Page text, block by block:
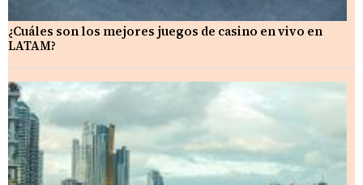
¿Cuáles son los mejores juegos de casino en vivo en
LATAM?